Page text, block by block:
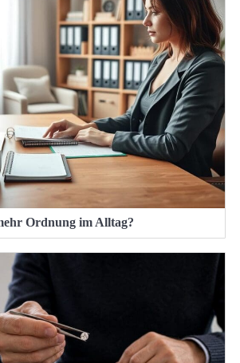
Ordnung im Alltag?